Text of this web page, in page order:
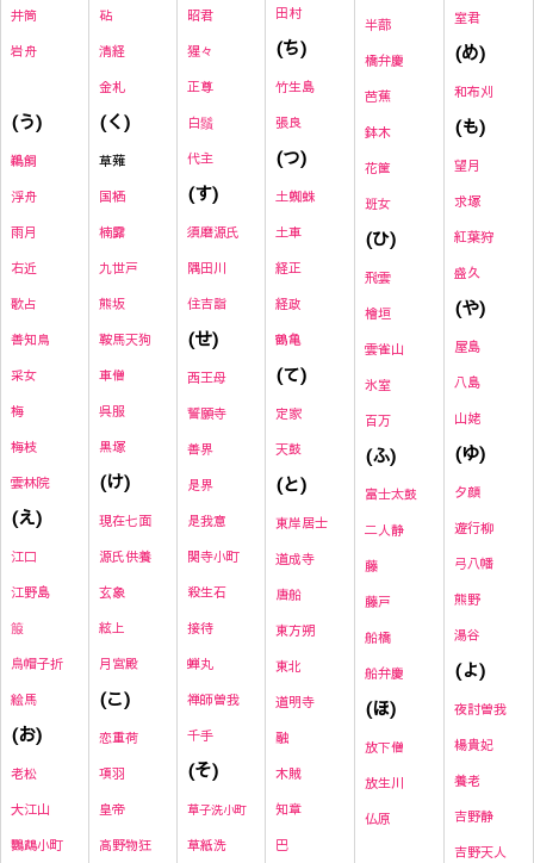
井筒
岩舟
(う)
鵜飼
浮舟
雨月
右近
歌占
善知鳥
采女
梅
梅枝
雲林院
(え)
江口
江野島
箙
烏帽子折
絵馬
(お)
老松
大江山
鸚鵡小町
砧
清経
金札
(く)
草薙
国栖
楠露
九世戸
熊坂
鞍馬天狗
車僧
呉服
黒塚
(け)
現在七面
源氏供養
玄象
絃上
月宮殿
(こ)
恋重荷
項羽
皇帝
高野物狂
昭君
猩々
正尊
白鬚
代主
(す)
須磨源氏
隅田川
住吉詣
(せ)
西王母
誓願寺
善界
是界
是我意
関寺小町
殺生石
接待
蝉丸
禅師曽我
千手
(そ)
草子洗小町
草紙洗
田村
(ち)
竹生島
張良
(つ)
土蜘蛛
土車
経正
経政
鶴亀
(て)
定家
天鼓
(と)
東岸居士
道成寺
唐船
東方朔
東北
道明寺
融
木賊
知章
巴
半蔀
橋弁慶
芭蕉
鉢木
花筐
班女
(ひ)
飛雲
檜垣
雲雀山
氷室
百万
(ふ)
富士太鼓
二人静
藤
藤戸
船橋
船弁慶
(ほ)
放下僧
放生川
仏原
室君
(め)
和布刈
(も)
望月
求塚
紅葉狩
盛久
(や)
屋島
八島
山姥
(ゆ)
夕顔
遊行柳
弓八幡
熊野
湯谷
(よ)
夜討曽我
楊貴妃
養老
吉野静
吉野天人